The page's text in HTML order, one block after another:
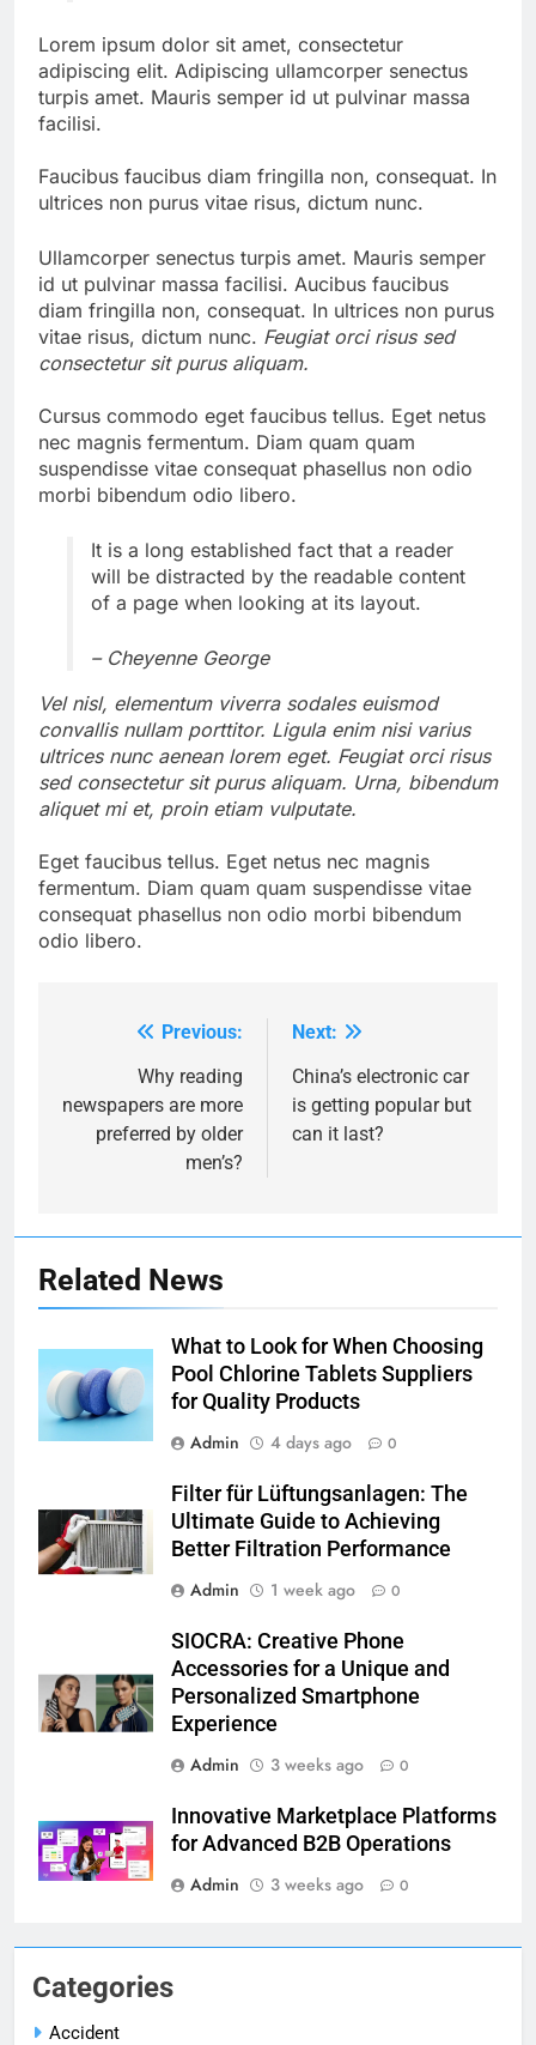
Categories
Accident
Lorem ipsum dolor sit amet, consectetur
adipiscing elit. Adipiscing ullamcorper senectus
turpis amet. Mauris semper id ut pulvinar massa
facilisi.
Faucibus faucibus diam fringilla non, consequat. In
ultrices non purus vitae risus, dictum nunc.
Ullamcorper senectus turpis amet. Mauris semper
id ut pulvinar massa facilisi. Aucibus faucibus
diam fringilla non, consequat. In ultrices non purus
vitae risus, dictum nunc. Feugiat orci risus sed
consectetur sit purus aliquam.
Cursus commodo eget faucibus tellus. Eget netus
nec magnis fermentum. Diam quam quam
suspendisse vitae consequat phasellus non odio
morbi bibendum odio libero.
It is a long established fact that a reader
will be distracted by the readable content
of a page when looking at its layout.
– Cheyenne George
Vel nisl, elementum viverra sodales euismod
convallis nullam porttitor. Ligula enim nisi varius
ultrices nunc aenean lorem eget. Feugiat orci risus
sed consectetur sit purus aliquam. Urna, bibendum
aliquet mi et, proin etiam vulputate.
Eget faucibus tellus. Eget netus nec magnis
fermentum. Diam quam quam suspendisse vitae
consequat phasellus non odio morbi bibendum
odio libero.
navigation
Previous:
Why reading
newspapers are more
preferred by older
men’s?
Next:
China’s electronic car
is getting popular but
can it last?
Related News
What to Look for When Choosing
Pool Chlorine Tablets Suppliers
for Quality Products
Admin
4 days ago 0
Filter für Lüftungsanlagen: The
Ultimate Guide to Achieving
Better Filtration Performance
Admin
1 week ago 0
SIOCRA: Creative Phone
Accessories for a Unique and
Personalized Smartphone
Experience
Admin
3 weeks ago 0
Innovative Marketplace Platforms
for Advanced B2B Operations
Admin
3 weeks ago 0